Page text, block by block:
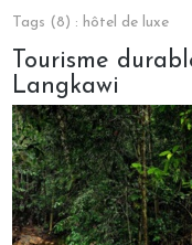
Tags (8) : hôtel de luxe
Tourisme
Langkawi